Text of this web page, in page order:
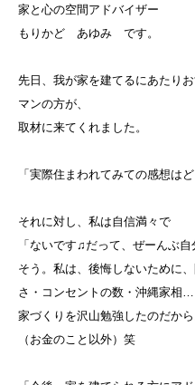
家と心の空間アドバイザー
もりかど あゆみ です。
先日、我が家を建てるにあたり
マンの方が、
取材に来てくれました。
「実際住まわれてみての感想は
それに対し、私は自信満々で
「ないです♫だって、ぜーんぶ自
そう。私は、後悔しないために
さ・コンセントの数・沖縄家相…
家づくりを沢山勉強したのだから
（お金のこと以外）笑